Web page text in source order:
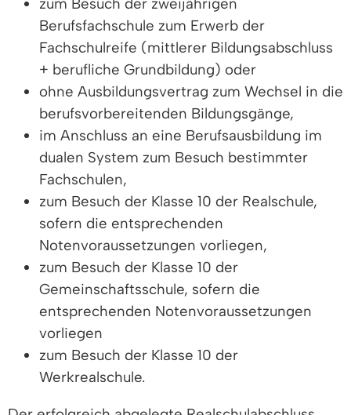
Berufsfachschule zum Erwerb der
Fachschulreife (mittlerer Bildungsabschluss
+ berufliche Grundbildung) oder
ohne Ausbildungsvertrag zum Wechsel in die
berufsvorbereitenden Bildungsgänge,
im Anschluss an eine Berufsausbildung im
dualen System zum Besuch bestimmter
Fachschulen,
zum Besuch der Klasse 10 der Realschule,
sofern die entsprechenden
Notenvoraussetzungen vorliegen,
zum Besuch der Klasse 10 der
Gemeinschaftsschule, sofern die
entsprechenden Notenvoraussetzungen
vorliegen
zum Besuch der Klasse 10 der
Werkrealschule.